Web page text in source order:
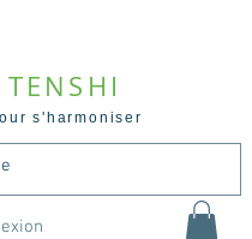
TENSHI
s'harmoniser